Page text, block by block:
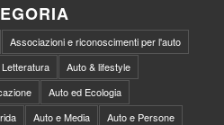
Associazioni e riconoscimenti per l'auto
Auto & lifestyle
Auto ed Ecologia
Auto e Media
Auto e Persone